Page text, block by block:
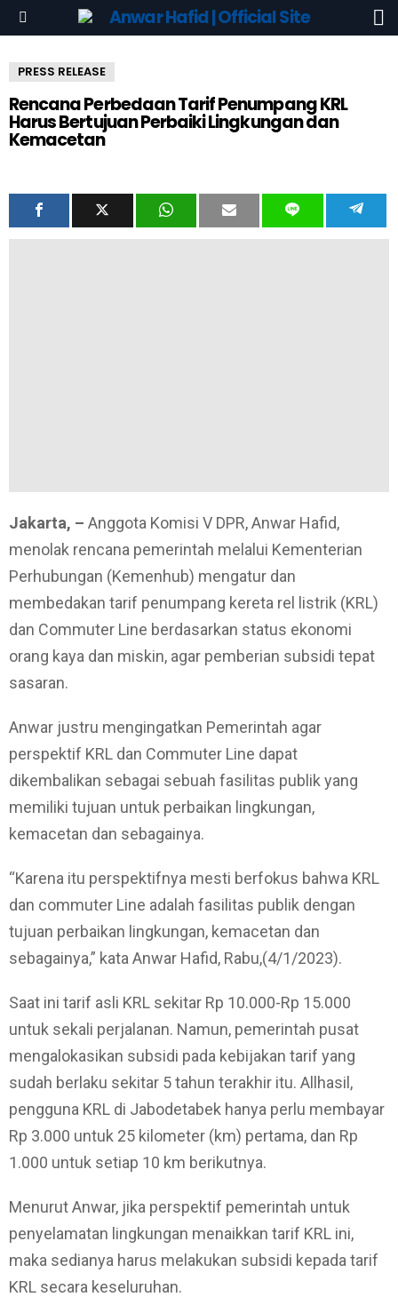
PRESS RELEASE
Rencana Perbedaan Tarif Penumpang KRL
Harus Bertujuan Perbaiki Lingkungan dan
Kemacetan
Jakarta, – Anggota Komisi V DPR, Anwar Hafid,
menolak rencana pemerintah melalui Kementerian
Perhubungan (Kemenhub) mengatur dan
membedakan tarif penumpang kereta rel listrik (KRL)
dan Commuter Line berdasarkan status ekonomi
orang kaya dan miskin, agar pemberian subsidi tepat
sasaran.
Anwar justru mengingatkan Pemerintah agar
perspektif KRL dan Commuter Line dapat
dikembalikan sebagai sebuah fasilitas publik yang
memiliki tujuan untuk perbaikan lingkungan,
kemacetan dan sebagainya.
“Karena itu perspektifnya mesti berfokus bahwa KRL
dan commuter Line adalah fasilitas publik dengan
tujuan perbaikan lingkungan, kemacetan dan
sebagainya,” kata Anwar Hafid, Rabu,(4/1/2023).
Saat ini tarif asli KRL sekitar Rp 10.000-Rp 15.000
untuk sekali perjalanan. Namun, pemerintah pusat
mengalokasikan subsidi pada kebijakan tarif yang
sudah berlaku sekitar 5 tahun terakhir itu. Allhasil,
pengguna KRL di Jabodetabek hanya perlu membayar
Rp 3.000 untuk 25 kilometer (km) pertama, dan Rp
1.000 untuk setiap 10 km berikutnya.
Menurut Anwar, jika perspektif pemerintah untuk
penyelamatan lingkungan menaikkan tarif KRL ini,
maka sedianya harus melakukan subsidi kepada tarif
KRL secara keseluruhan.